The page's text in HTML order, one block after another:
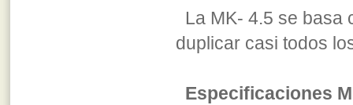
La MK- 4.5 se basa
duplicar casi todos
Especificaciones